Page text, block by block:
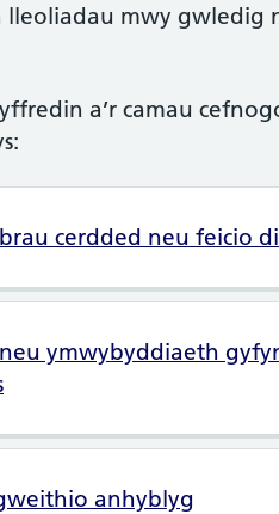
mwy gwledig
a’r camau
cerdded neu feicio
ymwybyddiaeth
anhyblyg